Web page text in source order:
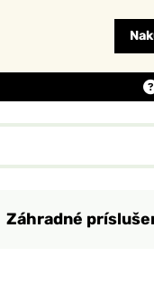
Záhradné